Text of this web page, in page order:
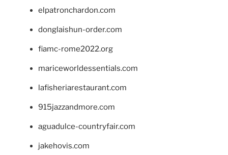
elpatronchardon.com
donglaishun-order.com
fiamc-rome2022.org
mariceworldessentials.com
lafisheriarestaurant.com
915jazzandmore.com
aguadulce-countryfair.com
jakehovis.com